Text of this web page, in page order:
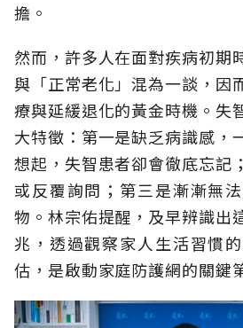
擔。
然而，許多人在面對疾病初期
與「正常老化」混為一談，因
療與延緩退化的黃金時機。失
大特徵：第一是缺乏病識感，
想起，失智患者卻會徹底忘記
或反覆詢問；第三是漸漸無
物。林宗佑提醒，及早辨識出
兆，透過觀察家人生活習慣
估，是啟動家庭防護網的關鍵